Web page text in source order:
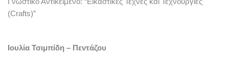
(Crafts)”
Ιουλία Τσιμπίδη – Πεντάζου